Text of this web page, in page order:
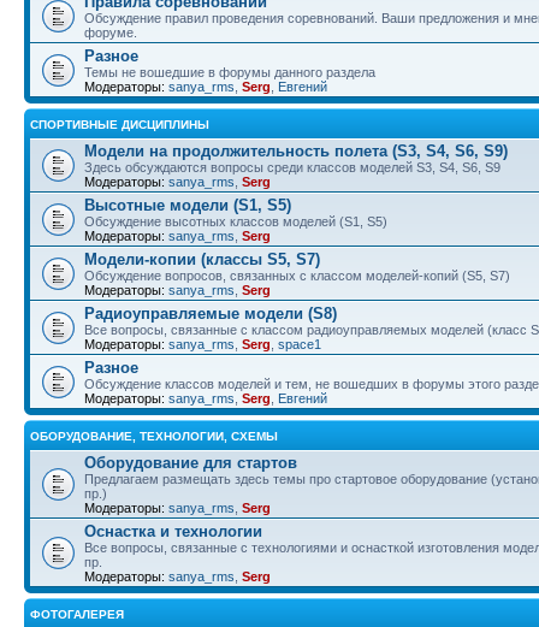
Обсуждение правил проведения соревнований. Ваши предложения и
форуме.
Разное
Темы не вошедшие в форумы данного раздела
Модераторы: sanya_rms Serg Евгений
СПОРТИВНЫЕ ДИСЦИПЛИНЫ
Модели на продолжительность полета (S3, S4, S6, S9)
Здесь обсуждаются вопросы среди классов моделей S3, S4, S6, S9
Модераторы: sanya_rms Serg
Высотные модели (S1, S5)
Обсуждение высотных классов моделей (S1, S5)
Модераторы: sanya_rms Serg
Модели-копии (классы S5, S7)
Обсуждение вопросов, связанных с классом моделей-копий (S5, S7)
Модераторы: sanya_rms Serg
Радиоуправляемые модели (S8)
Все вопросы, связанные с классом радиоуправляемых моделей (класс
Модераторы: sanya_rms Serg space1
Разное
Обсуждение классов моделей и тем, не вошедших в форумы этого
Модераторы: sanya_rms Serg Евгений
ОБОРУДОВАНИЕ, ТЕХНОЛОГИИ, СХЕМЫ
Оборудование для стартов
Предлагаем размещать здесь темы про стартовое оборудование
пр.)
Модераторы: sanya_rms Serg
Оснастка и технологии
Все вопросы, связанные с технологиями и оснасткой изготовления
пр.
Модераторы: sanya_rms Serg
ФОТОГАЛЕРЕЯ